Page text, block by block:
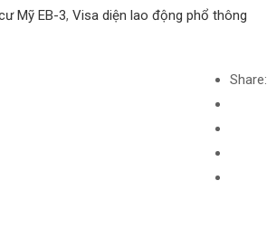
Mỹ EB-3, Visa diện lao động phổ thông
Share: